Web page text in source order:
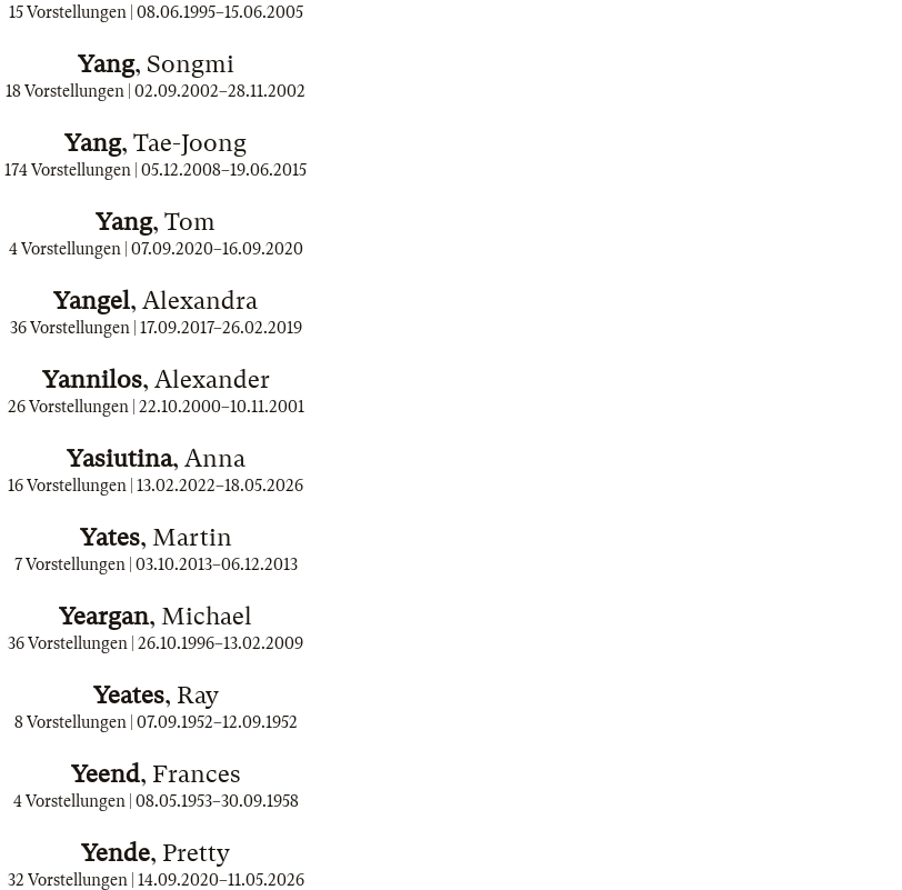
15 Vorstellungen | 08.06.1995–15.06.2005
Yang, Songmi
18 Vorstellungen | 02.09.2002–28.11.2002
Yang, Tae-Joong
174 Vorstellungen | 05.12.2008–19.06.2015
Yang, Tom
4 Vorstellungen | 07.09.2020–16.09.2020
Yangel, Alexandra
36 Vorstellungen | 17.09.2017–26.02.2019
Yannilos, Alexander
26 Vorstellungen | 22.10.2000–10.11.2001
Yasiutina, Anna
16 Vorstellungen | 13.02.2022–18.05.2026
Yates, Martin
7 Vorstellungen | 03.10.2013–06.12.2013
Yeargan, Michael
36 Vorstellungen | 26.10.1996–13.02.2009
Yeates, Ray
8 Vorstellungen | 07.09.1952–12.09.1952
Yeend, Frances
4 Vorstellungen | 08.05.1953–30.09.1958
Yende, Pretty
32 Vorstellungen | 14.09.2020–11.05.2026